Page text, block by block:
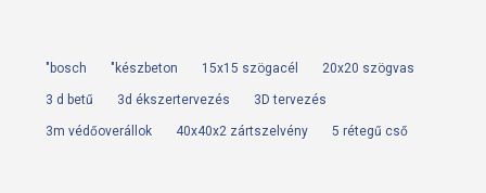
"bosch "készbeton 15x15 szögacél 20x20 szögvas
3 d betű 3d ékszertervezés 3D tervezés
3m védőoverállok 40x40x2 zártszelvény 5 rétegű cső